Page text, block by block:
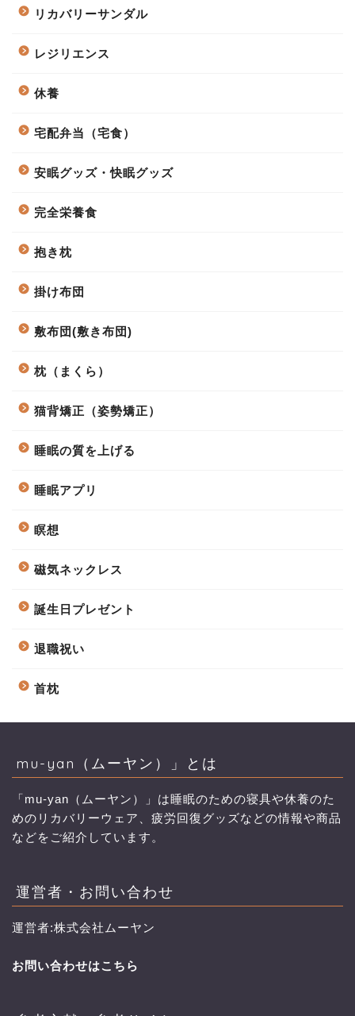
リカバリーサンダル
レジリエンス
休養
宅配弁当（宅食）
安眠グッズ・快眠グッズ
完全栄養食
抱き枕
掛け布団
敷布団(敷き布団)
枕（まくら）
猫背矯正（姿勢矯正）
睡眠の質を上げる
睡眠アプリ
瞑想
磁気ネックレス
誕生日プレゼント
退職祝い
首枕
mu-yan（ムーヤン）」とは
「mu-yan（ムーヤン）」は睡眠のための寝具や休養のた
めのリカバリーウェア、疲労回復グッズなどの情報や商品
などをご紹介しています。
運営者・お問い合わせ
運営者:株式会社ムーヤン
お問い合わせはこちら